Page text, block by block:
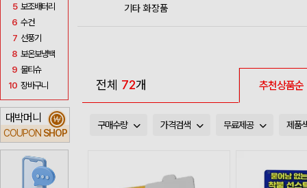
5 보조배터리
6 수건
7 선풍기
8 보온보냉백
9 물티슈
10 장바구니
대박머니
COUPON SHOP
₩
기타 화장품
전체 72개 추천상품순
구매수량 가격검색 무료제공 제품